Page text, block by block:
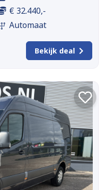
€ 32.440,-
Automaat
Bekijk deal